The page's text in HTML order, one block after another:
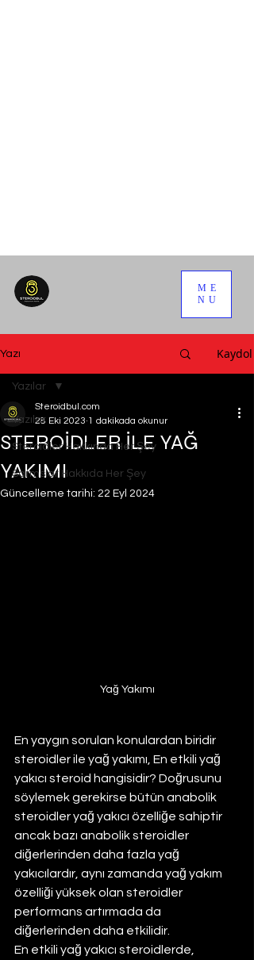
ME
NU
Yazı Kaydol
Yazılar
Steroidler Hakkında Her Şey
Sarmslar Hakkıda Her Şey
Yazılar
STEROİDLER İLE YAĞ
YAKIMI
Steroidbul.com
28 Eki 2023 1 dakikada okunur
Güncelleme tarihi: 22 Eyl 2024
Yağ Yakımı
En yaygın sorulan konulardan biridir
steroidler ile yağ yakımı, En etkili yağ
yakıcı steroid hangisidir? Doğrusunu
söylemek gerekirse bütün anabolik
steroidler yağ yakıcı özelliğe sahiptir
ancak bazı anabolik steroidler
diğerlerinden daha fazla yağ
yakıcılardır, aynı zamanda yağ yakım
özelliği yüksek olan steroidler
performans artırmada da
diğerlerinden daha etkilidir.
En etkili yağ yakıcı steroidlerde,